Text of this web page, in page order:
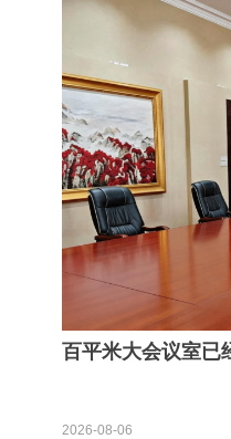
百平米大会议室已
2026-08-06